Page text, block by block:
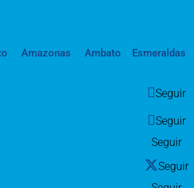
Amazonas Ambato Esmeraldas
Seguir
Seguir
Seguir
Seguir